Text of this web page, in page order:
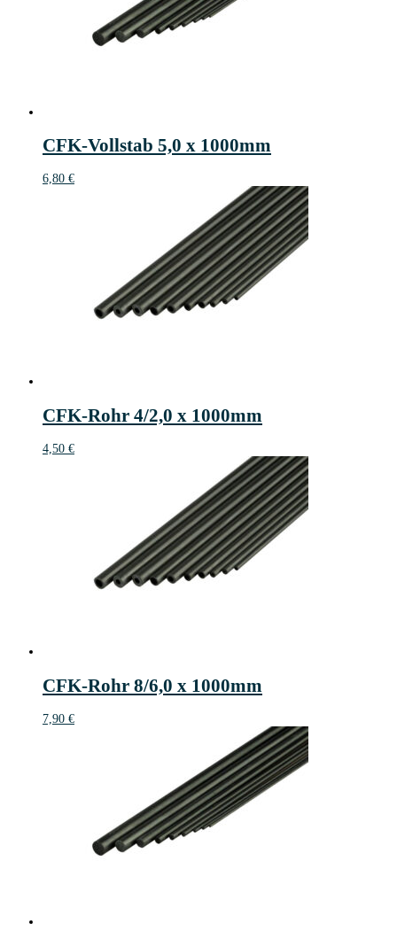
CFK-Vollstab 5,0 x 1000mm
6,80 €
CFK-Rohr 4/2,0 x 1000mm
4,50 €
CFK-Rohr 8/6,0 x 1000mm
7,90 €